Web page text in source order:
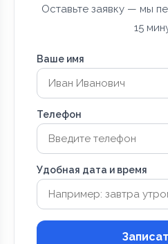
Оставьте заявку — мы
15
Ваше имя
Телефон
Удобная дата и время